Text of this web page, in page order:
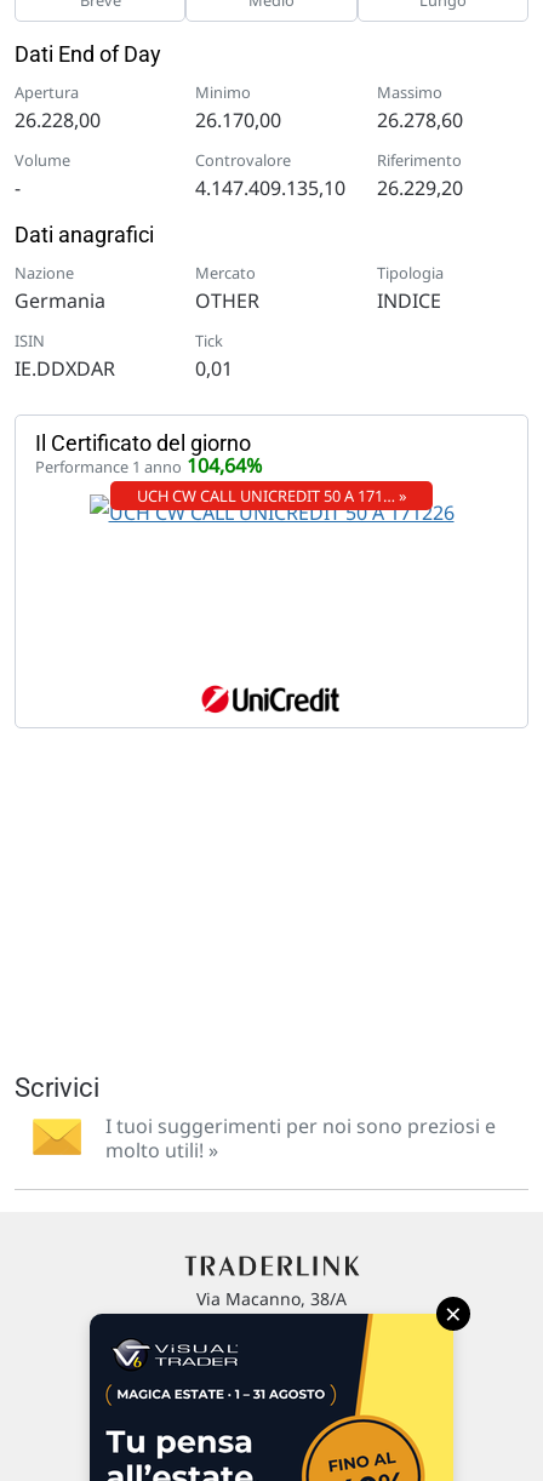
Dati End of Day
Apertura
26.228,00
Minimo
26.170,00
Massimo
26.278,60
Volume
-
Controvalore
4.147.409.135,10
Riferimento
26.229,20
Dati anagrafici
Nazione
Germania
Mercato
OTHER
Tipologia
INDICE
ISIN
IE.DDXDAR
Tick
0,01
Il Certificato del giorno
Performance 1 anno 104,64%
UCH CW CALL UNICREDIT 50 A 171… »
Scrivici
I tuoi suggerimenti per noi sono preziosi e
molto utili! »
Via Macanno, 38/A
P.IVA 02 452 460 401
Commenti e segnalazioni
×